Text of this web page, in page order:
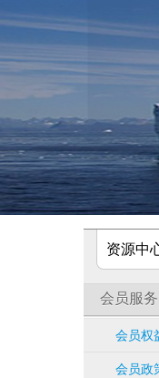
资源中
会员服务
会员权
会员政